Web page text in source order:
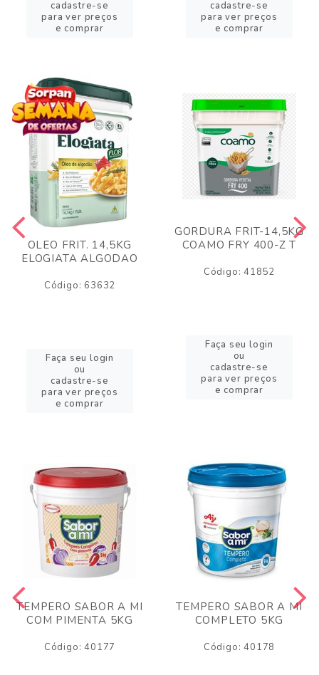
cadastre-se
para ver preços
e comprar
cadastre-se
para ver preços
e comprar
OLEO FRIT. 14,5KG
ELOGIATA ALGODAO
Código: 63632
Faça seu login
ou
cadastre-se
para ver preços
e comprar
GORDURA FRIT-14,5KG
COAMO FRY 400-Z T
Código: 41852
Faça seu login
ou
cadastre-se
para ver preços
e comprar
TEMPERO SABOR A MI
COM PIMENTA 5KG
Código: 40177
TEMPERO SABOR A MI
COMPLETO 5KG
Código: 40178